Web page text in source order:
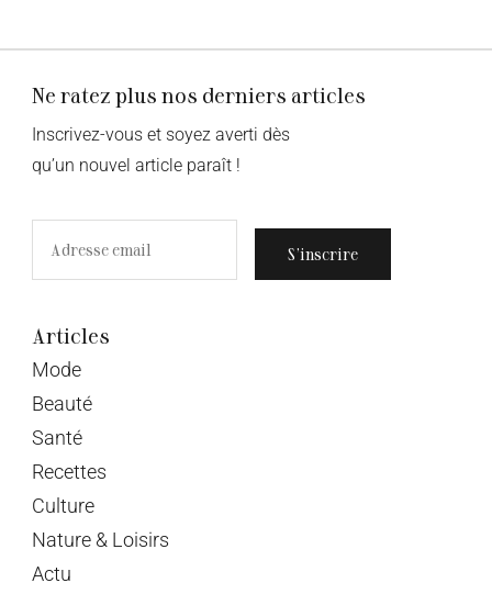
Ne ratez plus nos derniers articles
Inscrivez-vous et soyez averti dès
qu’un nouvel article paraît !
S’inscrire
Articles
Mode
Beauté
Santé
Recettes
Culture
Nature & Loisirs
Actu